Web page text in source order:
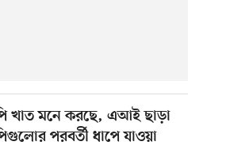
খাত মনে করছে, এআই ছাড়া
পরবর্তী ধাপে যাওয়া